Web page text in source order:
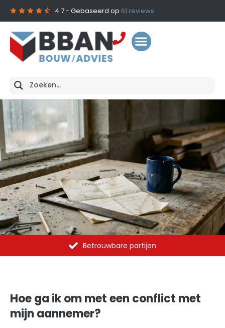
4.7- Gebaseerd op 61 reviews
Al meer dan 1375 opdrachten uitgevoerd
Hoe ga ik om met een conflict met
mijn aannemer?